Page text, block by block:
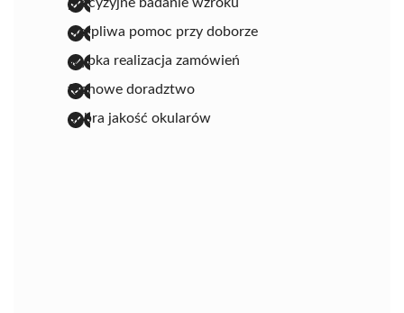
cierpliwa pomoc przy doborze
szybka realizacja zamówień
fachowe doradztwo
dobra jakość okularów